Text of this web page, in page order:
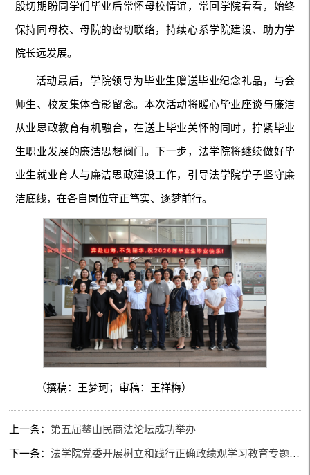
殷切期盼同学们毕业后常怀母校情谊，常回学院看看，始终
保持同母校、母院的密切联络，持续心系学院建设、助力学
院长远发展。
活动最后，学院领导为毕业生赠送毕业纪念礼品，与会
师生、校友集体合影留念。本次活动将暖心毕业座谈与廉洁
从业思政教育有机融合，在送上毕业关怀的同时，拧紧毕业
生职业发展的廉洁思想阀门。下一步，法学院将继续做好毕
业生就业育人与廉洁思政建设工作，引导法学院学子坚守廉
洁底线，在各自岗位守正笃实、逐梦前行。
（撰稿：王梦珂；审稿：王祥梅）
上一条： 第五届鳌山民商法论坛成功举办
下一条：法学院党委开展树立和践行正确政绩观学习教育专题党课